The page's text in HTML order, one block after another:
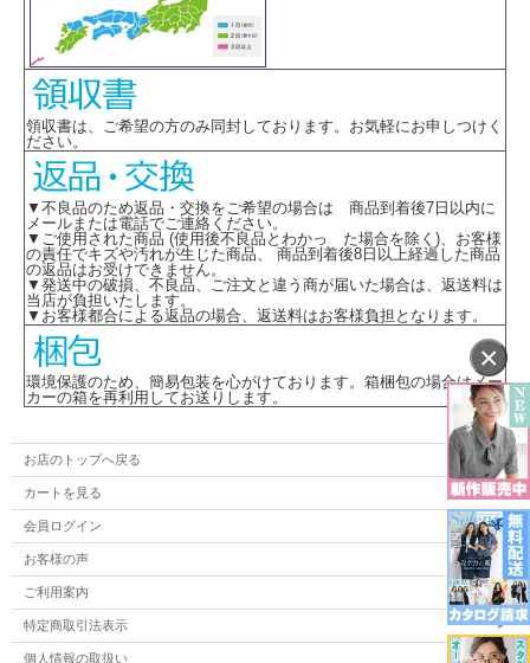
×
領収書は、ご希望の方のみ同封しております。お気軽にお申しつけく
ださい。
▼不良品のため返品・交換をご希望の場合は 商品到着後7日以内に
メールまたは電話でご連絡ください。
▼ご使用された商品 (使用後不良品とわかっ た場合を除く)、お客様
の責任でキズや汚れが生じた商品、 商品到着後8日以上経過した商品
の返品はお受けできません。
▼発送中の破損、不良品、ご注文と違う商が届いた場合は、返送料は
当店が負担いたします。
▼お客様都合による返品の場合、返送料はお客様負担となります。
環境保護のため、簡易包装を心がけております。箱梱包の場合はメー
カーの箱を再利用してお送りします。
お店のトップへ戻る
カートを見る
会員ログイン
お客様の声
ご利用案内
特定商取引法表示
個人情報の取扱い